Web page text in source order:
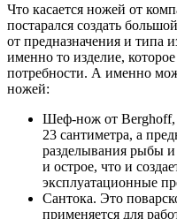
Что касается ножей от
постарался создать
от предназначения и типа
именно то изделие,
потребности. А именно
ножей:
Шеф-нож от Berghoff,
23 сантиметра, а
разделывания рыбы и
и острое, что и
эксплуатационные
Сантока. Это
применяется для